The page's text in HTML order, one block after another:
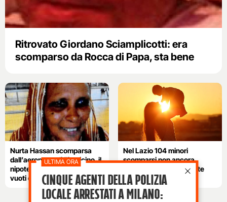
Ritrovato Giordano Sciamplicotti: era
scomparso da Rocca di Papa, sta bene
Nurta Hassan scomparsa
dall’aeroporto di Fiumicino, il
nipote: “Potrebbe avere
vuoti di memoria”
Nel Lazio 104 minori
scomparsi non ancora
ritrovati: la maggior parte
sono maschi e stranieri
Cinque agenti della polizia
locale arrestati a Milano: